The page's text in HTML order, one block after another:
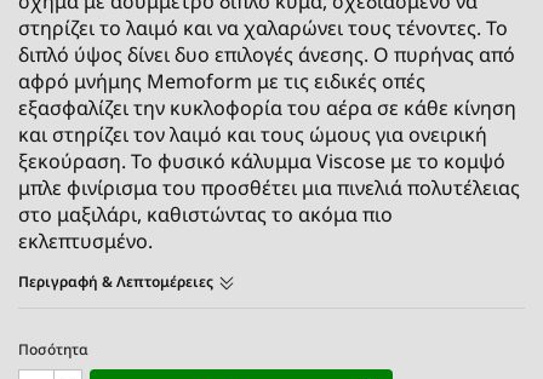
στηρίζει το λαιμό και να χαλαρώνει τους τένοντες. Το
διπλό ύψος δίνει δυο επιλογές άνεσης. Ο πυρήνας από
αφρό μνήμης Memoform με τις ειδικές οπές
εξασφαλίζει την κυκλοφορία του αέρα σε κάθε κίνηση
και στηρίζει τον λαιμό και τους ώμους για ονειρική
ξεκούραση. Το φυσικό κάλυμμα Viscose με το κομψό
μπλε φινίρισμα του προσθέτει μια πινελιά πολυτέλειας
στο μαξιλάρι, καθιστώντας το ακόμα πιο
εκλεπτυσμένο.
Περιγραφή & Λεπτομέρειες
Ποσότητα